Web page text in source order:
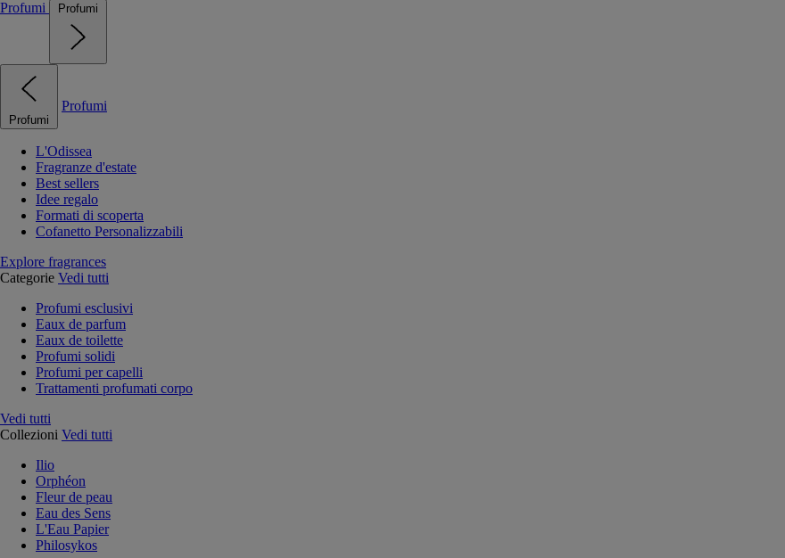
Profumi Profumi
Profumi
Profumi
L'Odissea
Fragranze d'estate
Best sellers
Idee regalo
Formati di scoperta
Cofanetto Personalizzabili
Explore fragrances
Categorie Vedi tutti
Profumi esclusivi
Eaux de parfum
Eaux de toilette
Profumi solidi
Profumi per capelli
Trattamenti profumati corpo
Vedi tutti
Collezioni Vedi tutti
Ilio
Orphéon
Fleur de peau
Eau des Sens
L'Eau Papier
Philosykos